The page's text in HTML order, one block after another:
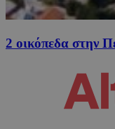
2 οικόπεδα στην